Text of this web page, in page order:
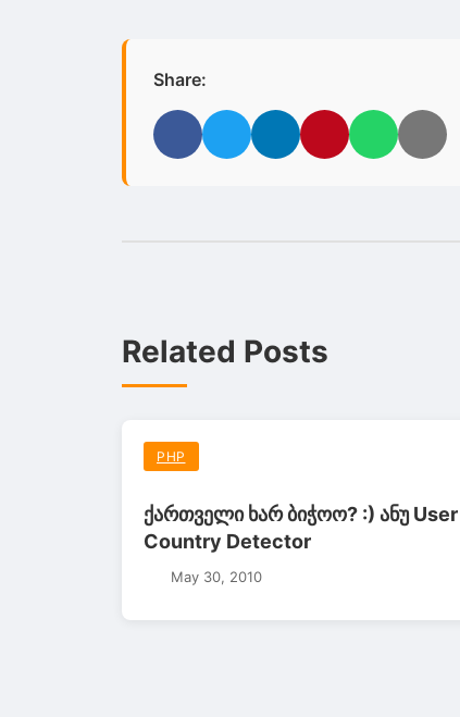
Share:
FacebookTwitter LinkedInPinterestWhatsApp
Email
Related Posts
PHP
ქართველი ხარ ბიჭოო? :) ანუ User
Country Detector
May 30, 2010